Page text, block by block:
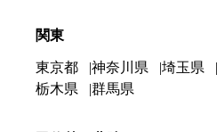
関東
東京都 神奈川県 埼玉県
栃木県
群馬県